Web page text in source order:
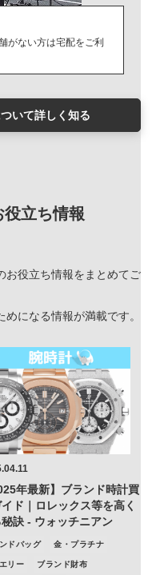
がない方は宅配をご利
いて詳しく知る
役立ち情報
お役立ち情報をまとめてご
になる情報が満載です。
年最新】ブランド時計買
ド｜ロレックス等を高く
訣 - ウォッチニアン
ドバッグ 金・プラチナ
リー ブランド財布